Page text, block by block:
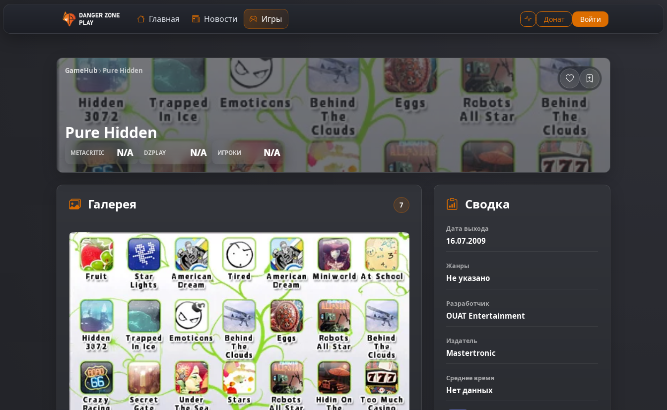
Главная Новости Игры Донат Войти
GameHub Pure Hidden
Pure Hidden
METACRITIC N/A DZPLAY N/A ИГРОКИ N/A
Галерея 7
Предыдущее изображение Следующее изображение
Сводка
Дата выхода
16.07.2009
Жанры
Не указано
Разработчик
OUAT Entertainment
Издатель
Mastertronic
Среднее время
Нет данных